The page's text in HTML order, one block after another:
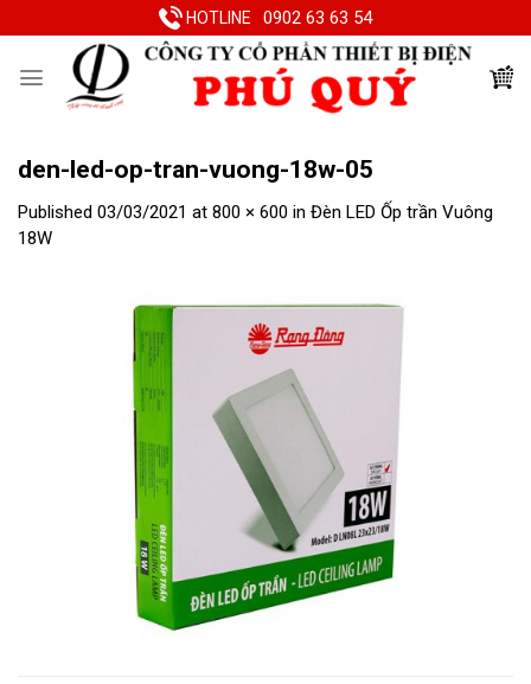
to
HOTLINE 0902 63 63 54
den-led-op-tran-vuong-18w-05
Published 03/03/2021 at 800 × 600 in Đèn LED Ốp trần Vuông
18W